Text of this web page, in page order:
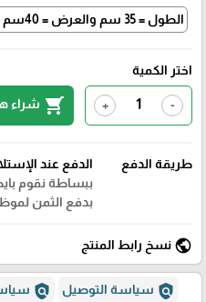
الطول = 35 سم والعرض = 40سم و ارتفاع = 30 سم
اختر الكمية
-
+
shopping_cart شراء
طريقة الدفع
الدفع عند
ببساطة نقوم
بدفع الثمن
public نسخ رابط المنتج
policy سياسة التوصيل policy